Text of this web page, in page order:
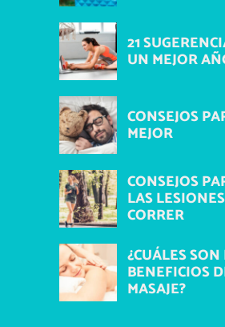
21
UN MEJOR
CONSEJOS
MEJOR
CONSEJOS
LAS
CORRER
¿CUÁLES
BENEFICIOS
MASAJE?